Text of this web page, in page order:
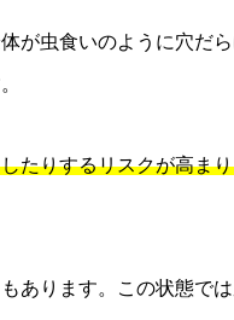
が虫食いのように穴だ
たりするリスクが高ま
あります。この状態で